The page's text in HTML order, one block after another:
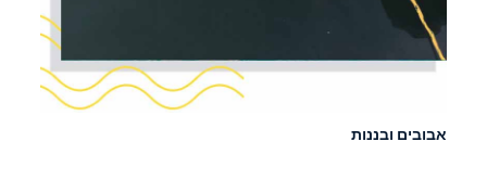
אבובים ובננות